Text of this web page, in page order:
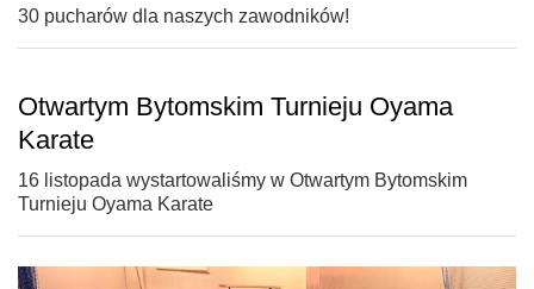
30 pucharów dla naszych zawodników!
Otwartym Bytomskim Turnieju Oyama
Karate
16 listopada wystartowaliśmy w Otwartym Bytomskim
Turnieju Oyama Karate